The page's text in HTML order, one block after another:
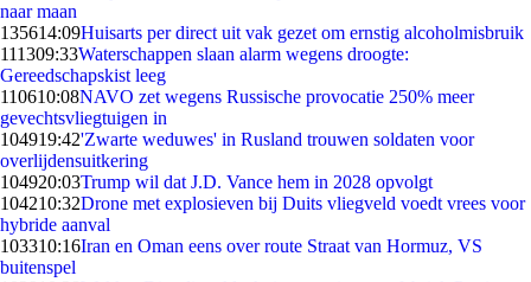
naar maan
135614:09Huisarts per direct uit vak gezet om ernstig alcoholmisbruik
111309:33Waterschappen slaan alarm wegens droogte:
Gereedschapskist leeg
110610:08NAVO zet wegens Russische provocatie 250% meer
gevechtsvliegtuigen in
104919:42'Zwarte weduwes' in Rusland trouwen soldaten voor
overlijdensuitkering
104920:03Trump wil dat J.D. Vance hem in 2028 opvolgt
104210:32Drone met explosieven bij Duits vliegveld voedt vrees voor
hybride aanval
103310:16Iran en Oman eens over route Straat van Hormuz, VS
buitenspel